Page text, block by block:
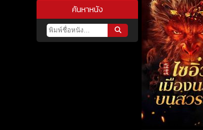
ค้นหาหนัง